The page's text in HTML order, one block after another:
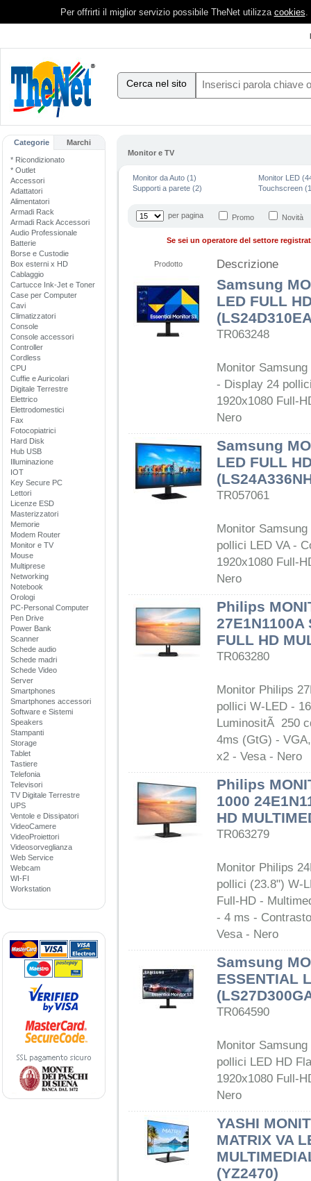
Per offrirti il miglior servizio possibile TheNet utilizza cookies.
Cerca nel sito
Categorie Marchi
* Ricondizionato
* Outlet
Accessori
Adattatori
Alimentatori
Armadi Rack
Armadi Rack Accessori
Audio Professionale
Batterie
Borse e Custodie
Box esterni x HD
Cablaggio
Cartucce Ink-Jet e Toner
Case per Computer
Cavi
Climatizzatori
Console
Console accessori
Controller
Cordless
CPU
Cuffie e Auricolari
Digitale Terrestre
Elettrico
Elettrodomestici
Fax
Fotocopiatrici
Hard Disk
Hub USB
Illuminazione
IOT
Key Secure PC
Lettori
Licenze ESD
Masterizzatori
Memorie
Modem Router
Monitor e TV
Mouse
Multiprese
Networking
Notebook
Orologi
PC-Personal Computer
Pen Drive
Power Bank
Scanner
Schede audio
Schede madri
Schede Video
Server
Smartphones
Smartphones accessori
Software e Sistemi
Speakers
Stampanti
Storage
Tablet
Tastiere
Telefonia
Televisori
TV Digitale Terrestre
UPS
Ventole e Dissipatori
VideoCamere
VideoProiettori
Videosorveglianza
Web Service
Webcam
WI-FI
Workstation
Monitor e TV
Monitor da Auto (1)
Monitor LED
Supporti a parete (2)
Touchscreen
per pagina Promo Novità
Se sei un operatore del settore
Prodotto Descrizione
Samsung
LED FULL
TR063248
Monitor
- Display 24
1920x1080 Full-
Nero
Samsung
LED FULL
TR057061
Monitor
pollici LED VA -
1920x1080 Full-
Nero
Philips
27E1N1100A
FULL HD
TR063280
Monitor Philips
pollici W-LED -
LuminositÃ 250
4ms (GtG) -
x2 - Vesa - Nero
Philips
1000
HD
TR063279
Monitor Philips
pollici (23.8") W-
Full-HD -
- 4 ms -
Vesa - Nero
Samsung
ESSENTIAL
TR064590
Monitor
pollici LED HD
1920x1080 Full-
Nero
YASHI
MATRIX VA
(YZ2470)